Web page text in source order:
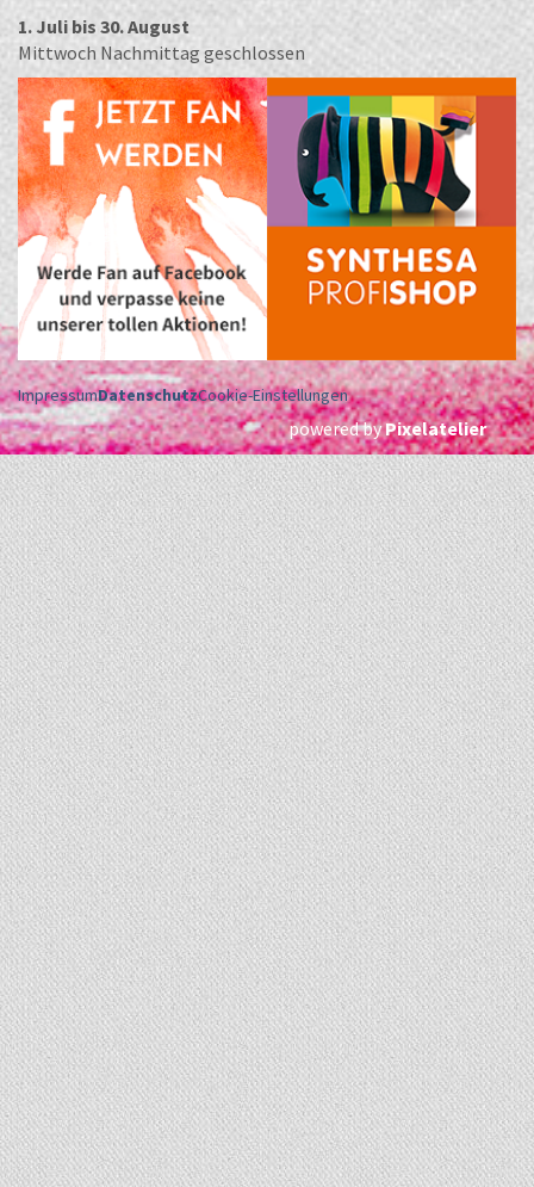
1. Juli bis 30. August
Mittwoch Nachmittag geschlossen
ImpressumDatenschutzCookie-Einstellungen
powered byPixelatelier